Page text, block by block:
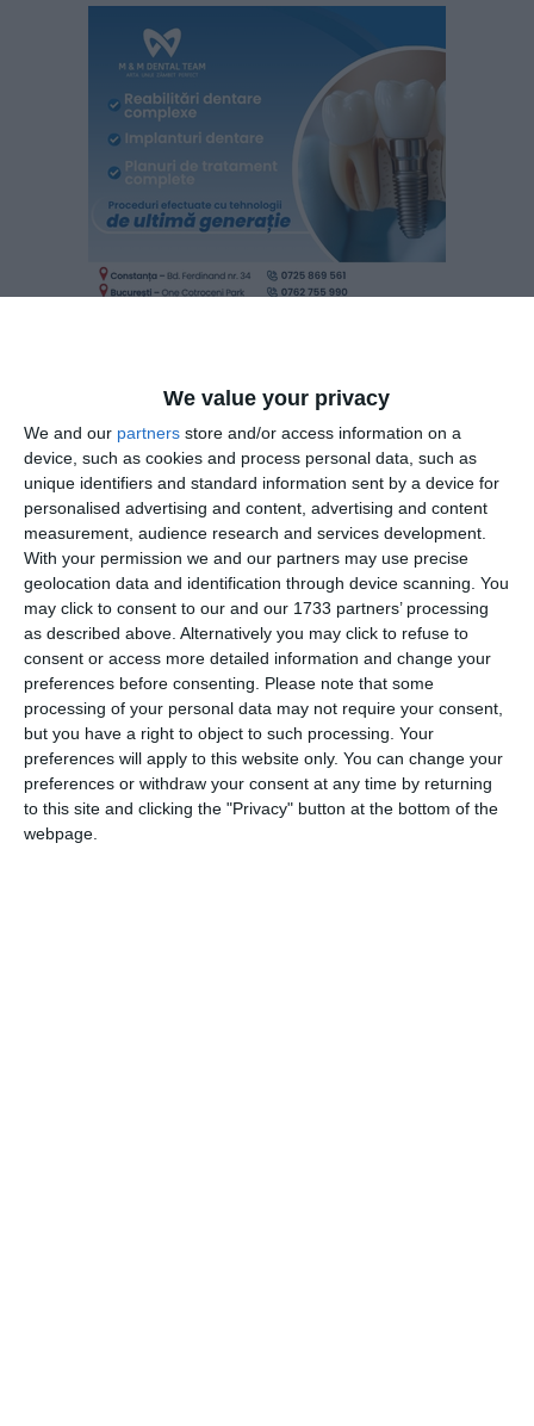
We value your privacy
We and our partners store and/or access information on a
device, such as cookies and process personal data, such as
unique identifiers and standard information sent by a device for
personalised advertising and content, advertising and content
measurement, audience research and services development.
With your permission we and our partners may use precise
geolocation data and identification through device scanning. You
may click to consent to our and our 1733 partners’ processing
as described above. Alternatively you may click to refuse to
consent or access more detailed information and change your
preferences before consenting.
Please note that some
processing of your personal data may not require your consent,
but you have a right to object to such processing. Your
preferences will apply to this website only. You can change your
preferences or withdraw your consent at any time by returning
to this site and clicking the "Privacy" button at the bottom of the
webpage.
Citește și
„Ritmul Verii” aduce muzică și spectacole în aer liber la
Constanța. Recitaluri și animație stradală cu acces
gratuit
Adaugă-ne ca sursă în Google
Urmărește-ne pe Google News
Urmărește-ne pe Whatsapp